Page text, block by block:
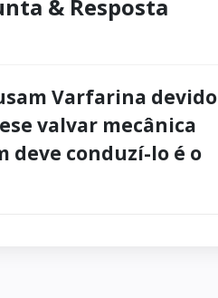
& Resposta
Varfarina devido
valvar mecânica
deve conduzí-lo é o